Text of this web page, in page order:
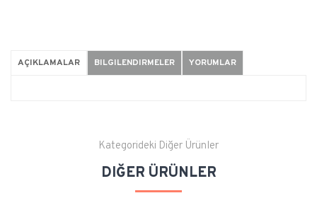
AÇIKLAMALAR BILGILENDIRMELER YORUMLAR
Kategorideki Diğer Ürünler
DIĞER ÜRÜNLER